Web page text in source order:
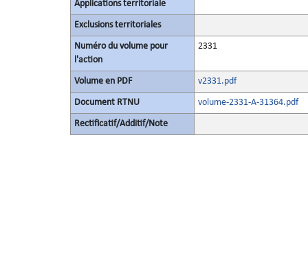
Applications territoriale
Exclusions territoriales
Numéro du volume pour
l'action
2331
Volume en PDF v2331.pdf
Document RTNU volume-2331-A-31364.pdf
Rectificatif/Additif/Note